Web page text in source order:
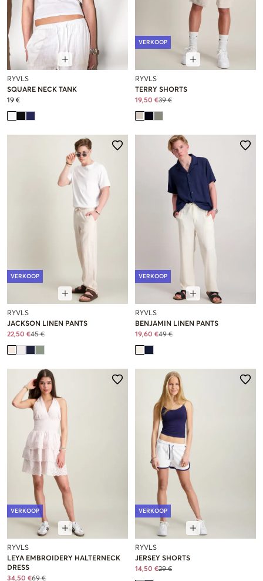
RYVLS
SQUARE NECK TANK
19 €
VERKOOP
RYVLS
TERRY SHORTS
19,50 €39 €
VERKOOP
RYVLS
JACKSON LINEN PANTS
22,50 €45 €
VERKOOP
RYVLS
BENJAMIN LINEN PANTS
19,60 €49 €
VERKOOP
RYVLS
LEYA EMBROIDERY HALTERNECK
DRESS
34,50 €69 €
VERKOOP
RYVLS
JERSEY SHORTS
14,50 €29 €